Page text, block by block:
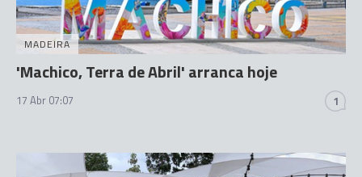
MADEIRA
'Machico, Terra de Abril' arranca hoje
17 Abr 07:07 1